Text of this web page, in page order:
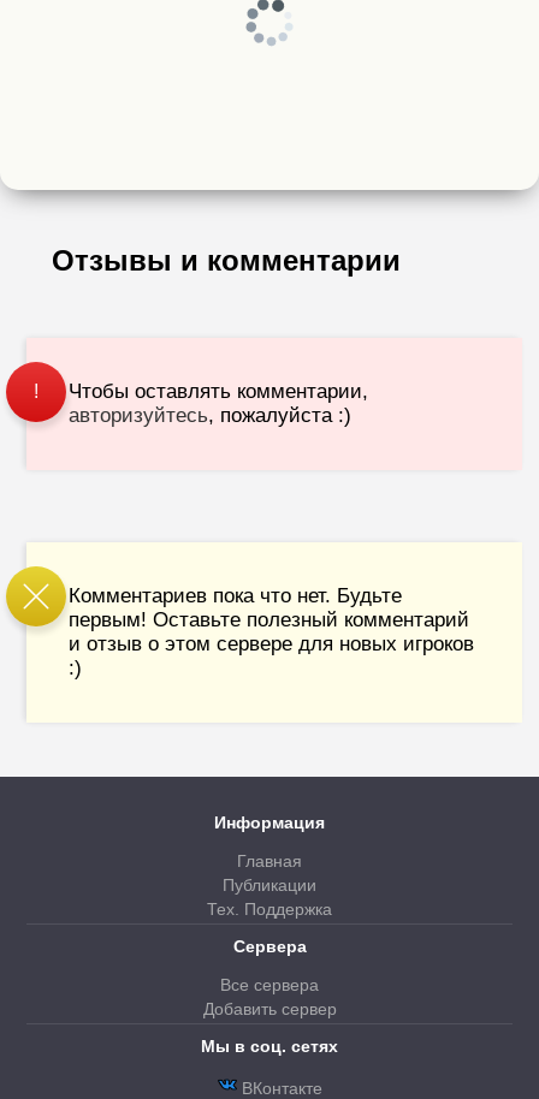
Отзывы и комментарии
!
Чтобы оставлять комментарии,
авторизуйтесь, пожалуйста :)
Комментариев пока что нет. Будьте
первым! Оставьте полезный комментарий
и отзыв о этом сервере для новых игроков
:)
Информация
Главная
Публикации
Тех. Поддержка
Сервера
Все сервера
Добавить сервер
Мы в соц. сетях
ВКонтакте